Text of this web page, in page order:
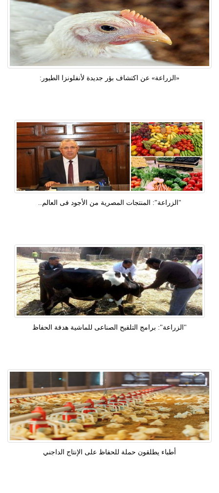
«الزراعة» عن اكتشاف بؤر جديدة لأنفلونزا الطيور:
"الزراعة": المنتجات المصرية من الأجود فى العالم..
"الزراعة": برامج التلقيح الصناعى للماشية هدفة الحفاظ
أطباء يطلقون حملة للحفاظ على الإنتاج الداجني